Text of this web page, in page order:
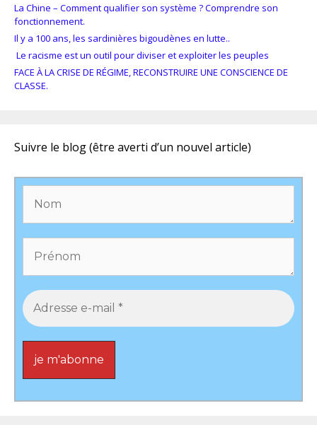
La Chine – Comment qualifier son système ? Comprendre son
fonctionnement.
Il y a 100 ans, les sardinières bigoudènes en lutte..
Le racisme est un outil pour diviser et exploiter les peuples
FACE À LA CRISE DE RÉGIME, RECONSTRUIRE UNE CONSCIENCE DE
CLASSE.
Suivre le blog (être averti d’un nouvel article)